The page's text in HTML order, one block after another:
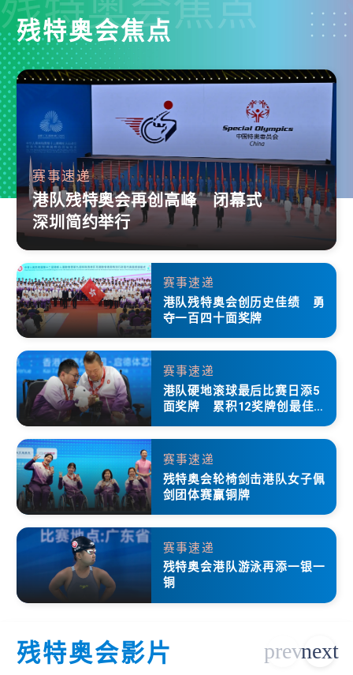
残特奥会焦点
残特奥会焦点
赛事速递
港队残特奥会再创高峰 闭幕式
深圳简约举行
赛事速递
港队残特奥会创历史佳绩 勇
夺一百四十面奖牌
赛事速递
港队硬地滚球最后比赛日添5
面奖牌 累积12奖牌创最佳成
赛事速递
残特奥会轮椅剑击港队女子佩
剑团体赛赢铜牌
赛事速递
残特奥会港队游泳再添一银一
铜
残特奥会影片